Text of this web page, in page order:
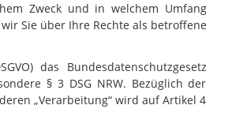
Zweck und in welchem Umfang
Sie über Ihre Rechte als betroffene
das Bundesdatenschutzgesetz
§ 3 DSG NRW. Bezüglich der
„Verarbeitung“ wird auf Artikel 4